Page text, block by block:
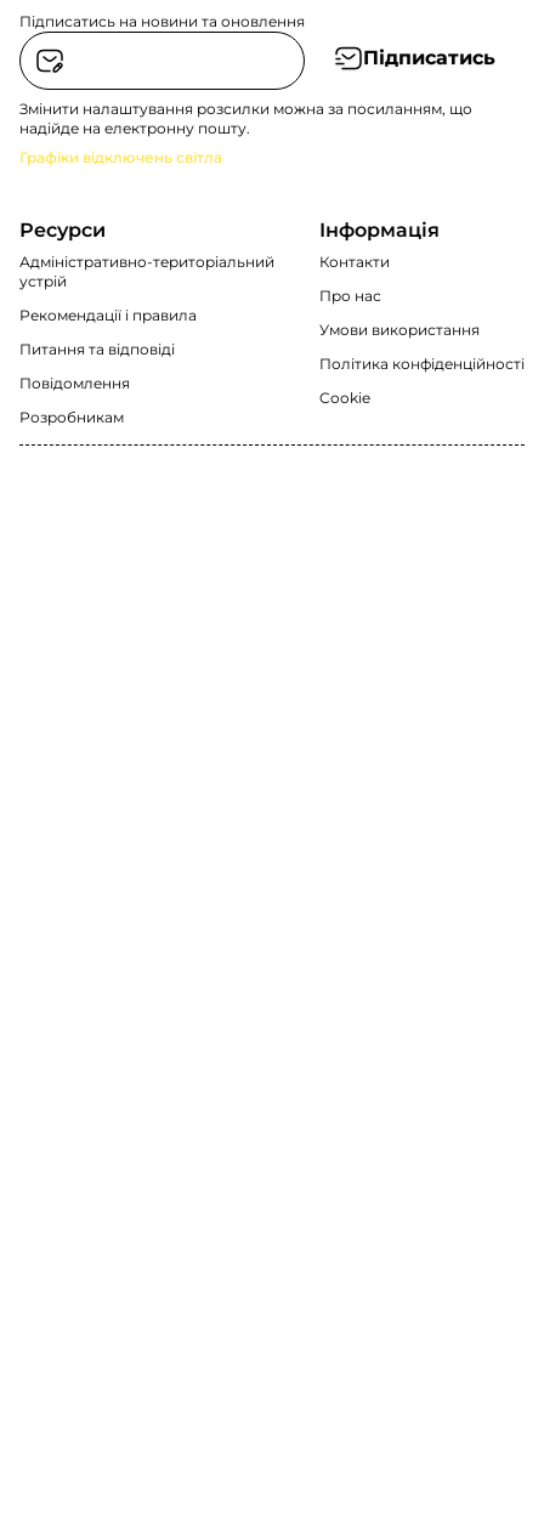
Підписатись на новини та оновлення
Підписатись
Змінити налаштування розсилки можна за посиланням, що
надійде на електронну пошту.
Графіки відключень світла
Ресурси
Адміністративно-територіальний
устрій
Рекомендації i правила
Питання та відповіді
Повідомлення
Розробникам
Інформація
Контакти
Про нас
Умови використання
Політика конфіденційності
Cookie